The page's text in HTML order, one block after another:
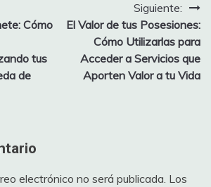
Cómo
tus
de
Siguiente:
El Valor de tus Posesiones:
Cómo Utilizarlas para
Acceder a Servicios que
Aporten Valor a tu Vida
electrónico no será publicada. Los